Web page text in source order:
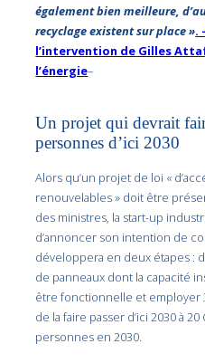
également bien meilleure,
recyclage existent sur place ».
l’intervention de Gilles
l’énergie–
Un projet qui devrait
personnes d’ici 2030
Alors qu’un projet de loi «
renouvelables » doit être
des ministres, la start-up
d’annoncer son intention de
développera en deux étapes :
de panneaux dont la capacité
être fonctionnelle et employer
de la faire passer d’ici 2030 à
personnes en 2030.